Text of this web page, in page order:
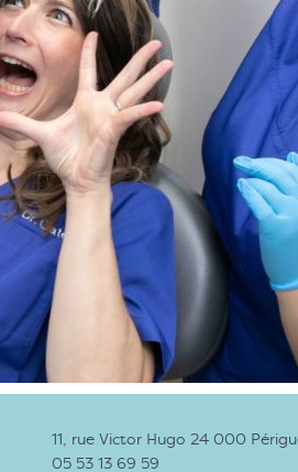
11, rue Victor Hugo 24 000
05 53 13 69 59